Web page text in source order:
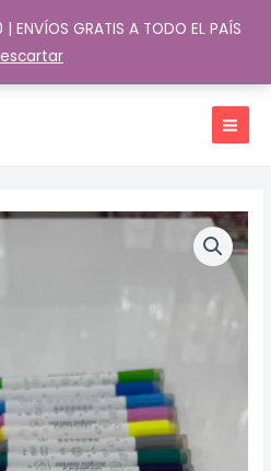
ENVÍOS GRATIS A TODO EL PAÍS